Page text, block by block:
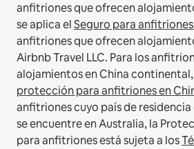
anfitriones que ofrecen
se aplica elSeguro para
anfitriones que ofrecen
Airbnb Travel LLC. Para los
alojamientos en China continental,
protección para anfitriones en
anfitriones cuyo país de
se encuentre en Australia, la
para anfitriones está sujeta a los